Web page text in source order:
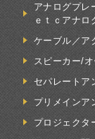
アナログプレ
ｅｔｃアナロ
ケーブル／ア
スピーカー/
セパレートア
プリメインア
プロジェクタ